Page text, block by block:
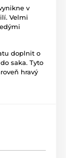
v
Velmi
doplnit o
saka. Tyto
hravý